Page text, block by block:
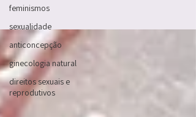
feminismos
sexualidade
anticoncepção
ginecologia natural
direitos sexuais e
reprodutivos